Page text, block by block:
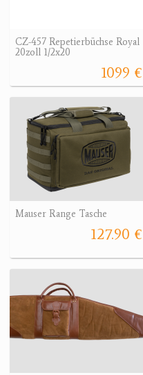
CZ-457 Repetierbüchse Royal
20zoll 1/2x20
1099 €
Mauser Range Tasche
127.90 €